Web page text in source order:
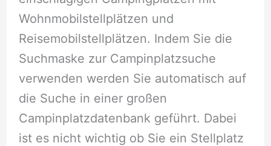
Wohnmobilstellplätzen und
Reisemobilstellplätzen. Indem Sie die
Suchmaske zur Campinplatzsuche
verwenden werden Sie automatisch auf
die Suche in einer großen
Campinplatzdatenbank geführt. Dabei
ist es nicht wichtig ob Sie ein Stellplatz